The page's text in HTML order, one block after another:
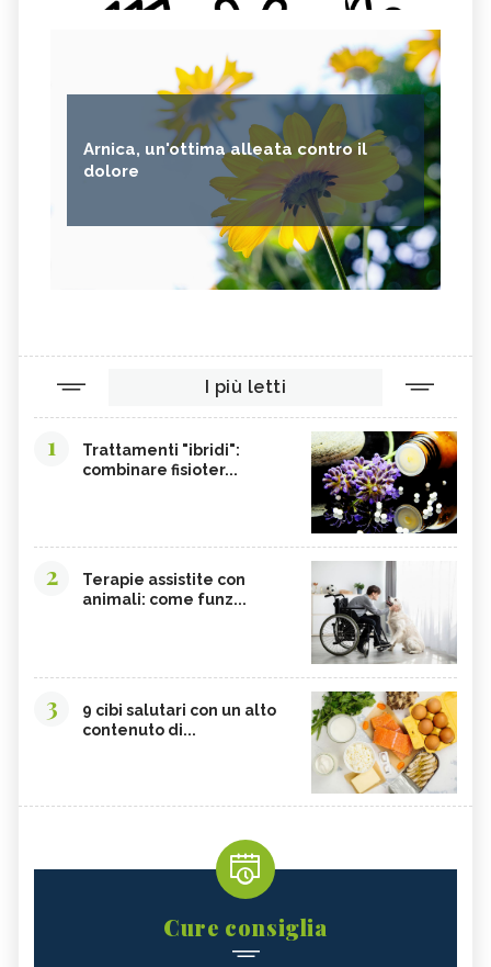
Arnica, un'ottima alleata contro il
dolore
I più letti
1
Trattamenti "ibridi":
combinare fisioter...
2
Terapie assistite con
animali: come funz...
3
9 cibi salutari con un alto
contenuto di...
Cure consiglia